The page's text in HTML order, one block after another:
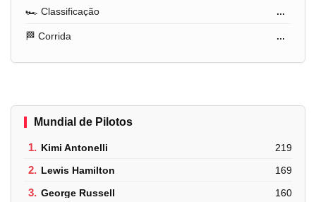
🏎️ Classificação ...
🏁 Corrida ...
Mundial de Pilotos
1. Kimi Antonelli 219
2. Lewis Hamilton 169
3. George Russell 160